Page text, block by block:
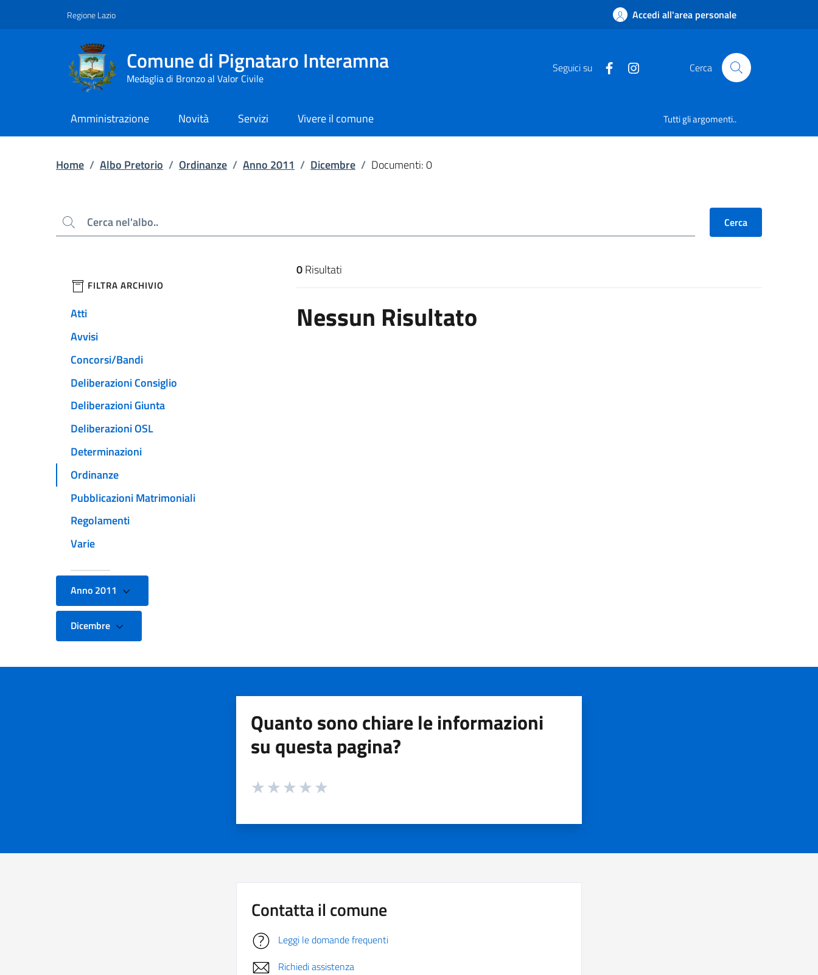
Regione Lazio Accedi all'area personale
Comune di Pignataro Interamna
Medaglia di Bronzo al Valor Civile
Seguici su Cerca
Amministrazione Novità Servizi Vivere il comune Tutti gli argomenti..
Home / Albo Pretorio / Ordinanze / Anno 2011 / Dicembre / Documenti: 0
Cerca Cerca
filtri da applicare
FILTRA ARCHIVIO
Atti
Avvisi
Concorsi/Bandi
Deliberazioni Consiglio
Deliberazioni Giunta
Deliberazioni OSL
Determinazioni
Ordinanze
Pubblicazioni Matrimoniali
Regolamenti
Varie
Anno 2011
Dicembre
Risultati di ricerca
0Risultati
Nessun Risultato
Quanto sono chiare le informazioni
su questa pagina?
Valuta da 1 a 5 stelle la pagina
Contatta il comune
Leggi le domande frequenti
Richiedi assistenza